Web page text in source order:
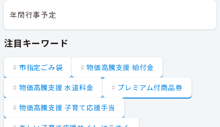
年間行事予定
注目キーワード
市指定ごみ袋 物価高騰支援 給付金
物価高騰支援 水道料金 プレミアム付商品券
物価高騰支援 子育て応援手当